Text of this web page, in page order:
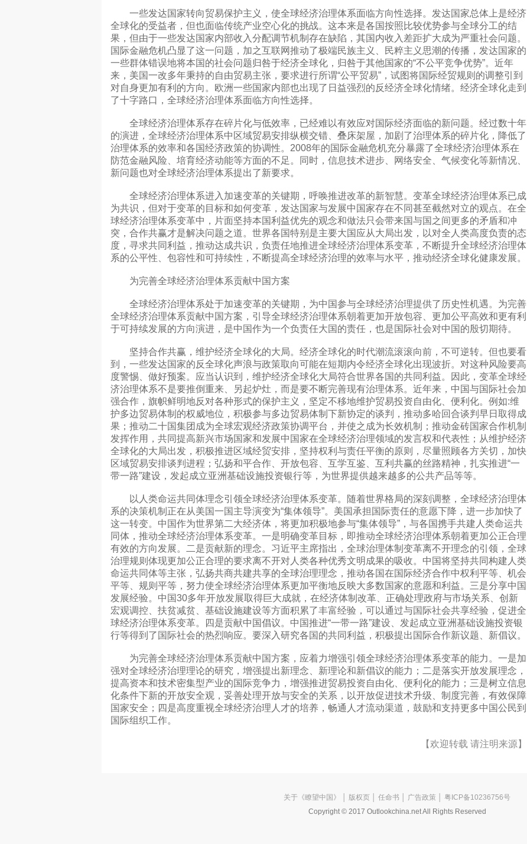
一些发达国家转向贸易保护主义，使全球经济治理体系面临方向性选择。发达国家总体上是经济
全球化的受益者，但也面临传统产业空心化的挑战。这本来是各国按照比较优势参与全球分工的结
果，但由于一些发达国家内部收入分配调节机制存在缺陷，其国内收入差距扩大成为严重社会问题。
国际金融危机凸显了这一问题，加之互联网推动了极端民族主义、民粹主义思潮的传播，发达国家的
一些群体错误地将本国的社会问题归咎于经济全球化，归咎于其他国家的“不公平竞争优势”。近年
来，美国一改多年秉持的自由贸易主张，要求进行所谓“公平贸易”，试图将国际经贸规则的调整引到
对自身更加有利的方向。欧洲一些国家内部也出现了日益强烈的反经济全球化情绪。经济全球化走到
了十字路口，全球经济治理体系面临方向性选择。
全球经济治理体系存在碎片化与低效率，已经难以有效应对国际经济面临的新问题。经过数十年
的演进，全球经济治理体系中区域贸易安排纵横交错、叠床架屋，加剧了治理体系的碎片化，降低了
治理体系的效率和各国经济政策的协调性。2008年的国际金融危机充分暴露了全球经济治理体系在
防范金融风险、培育经济动能等方面的不足。同时，信息技术进步、网络安全、气候变化等新情况、
新问题也对全球经济治理体系提出了新要求。
全球经济治理体系进入加速变革的关键期，呼唤推进改革的新智慧。变革全球经济治理体系已成
为共识，但对于变革的目标和如何变革，发达国家与发展中国家存在不同甚至截然对立的观点。在全
球经济治理体系变革中，片面坚持本国利益优先的观念和做法只会带来国与国之间更多的矛盾和冲
突，合作共赢才是解决问题之道。世界各国特别是主要大国应从大局出发，以对全人类高度负责的态
度，寻求共同利益，推动达成共识，负责任地推进全球经济治理体系变革，不断提升全球经济治理体
系的公平性、包容性和可持续性，不断提高全球经济治理的效率与水平，推动经济全球化健康发展。
为完善全球经济治理体系贡献中国方案
全球经济治理体系处于加速变革的关键期，为中国参与全球经济治理提供了历史性机遇。为完善
全球经济治理体系贡献中国方案，引导全球经济治理体系朝着更加开放包容、更加公平高效和更有利
于可持续发展的方向演进，是中国作为一个负责任大国的责任，也是国际社会对中国的殷切期待。
坚持合作共赢，维护经济全球化的大局。经济全球化的时代潮流滚滚向前，不可逆转。但也要看
到，一些发达国家的反全球化声浪与政策取向可能在短期内令经济全球化出现波折。对这种风险要高
度警惕、做好预案。应当认识到，维护经济全球化大局符合世界各国的共同利益。因此，变革全球经
济治理体系不是要推倒重来、另起炉灶，而是要不断完善现有治理体系。近年来，中国与国际社会加
强合作，旗帜鲜明地反对各种形式的保护主义，坚定不移地维护贸易投资自由化、便利化。例如:维
护多边贸易体制的权威地位，积极参与多边贸易体制下新协定的谈判，推动多哈回合谈判早日取得成
果；推动二十国集团成为全球宏观经济政策协调平台，并使之成为长效机制；推动金砖国家合作机制
发挥作用，共同提高新兴市场国家和发展中国家在全球经济治理领域的发言权和代表性；从维护经济
全球化的大局出发，积极推进区域经贸安排，坚持权利与责任平衡的原则，尽量照顾各方关切，加快
区域贸易安排谈判进程；弘扬和平合作、开放包容、互学互鉴、互利共赢的丝路精神，扎实推进“一
带一路”建设，发起成立亚洲基础设施投资银行等，为世界提供越来越多的公共产品等等。
以人类命运共同体理念引领全球经济治理体系变革。随着世界格局的深刻调整，全球经济治理体
系的决策机制正在从美国一国主导演变为“集体领导”。美国承担国际责任的意愿下降，进一步加快了
这一转变。中国作为世界第二大经济体，将更加积极地参与“集体领导”，与各国携手共建人类命运共
同体，推动全球经济治理体系变革。一是明确变革目标，即推动全球经济治理体系朝着更加公正合理
有效的方向发展。二是贡献新的理念。习近平主席指出，全球治理体制变革离不开理念的引领，全球
治理规则体现更加公正合理的要求离不开对人类各种优秀文明成果的吸收。中国将坚持共同构建人类
命运共同体等主张，弘扬共商共建共享的全球治理理念，推动各国在国际经济合作中权利平等、机会
平等、规则平等，努力使全球经济治理体系更加平衡地反映大多数国家的意愿和利益。三是分享中国
发展经验。中国30多年开放发展取得巨大成就，在经济体制改革、正确处理政府与市场关系、创新
宏观调控、扶贫减贫、基础设施建设等方面积累了丰富经验，可以通过与国际社会共享经验，促进全
球经济治理体系变革。四是贡献中国倡议。中国推进“一带一路”建设、发起成立亚洲基础设施投资银
行等得到了国际社会的热烈响应。要深入研究各国的共同利益，积极提出国际合作新议题、新倡议。
为完善全球经济治理体系贡献中国方案，应着力增强引领全球经济治理体系变革的能力。一是加
强对全球经济治理理论的研究，增强提出新理念、新理论和新倡议的能力；二是落实开放发展理念，
提高资本和技术密集型产业的国际竞争力，增强推进贸易投资自由化、便利化的能力；三是树立信息
化条件下新的开放安全观，妥善处理开放与安全的关系，以开放促进技术升级、制度完善，有效保障
国家安全；四是高度重视全球经济治理人才的培养，畅通人才流动渠道，鼓励和支持更多中国公民到
国际组织工作。
【欢迎转载 请注明来源】
关于《瞭望中国》 版权页 任命书 广告政策 │ 粤ICP备10236756号
Copyright © 2017 Outlookchina.net All Rights Reserved